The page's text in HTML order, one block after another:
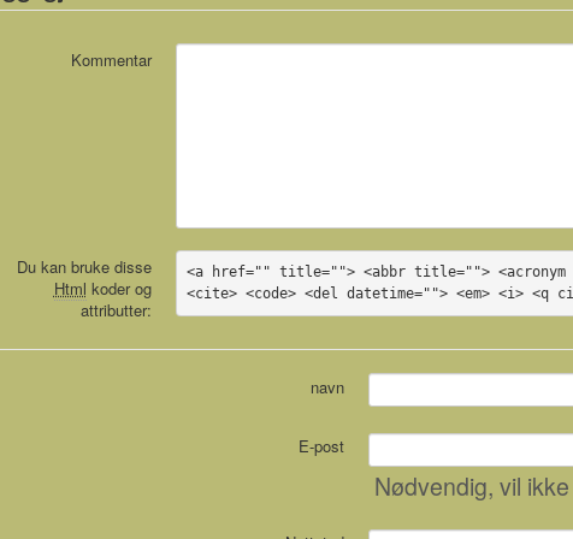
Kommentar
Du kan bruke disse
Html koder og
attributter:
<a href="" title=""> <abbr title="">
<cite> <code> <del datetime=""> <em> <i> <q
navn
E-post
Nødvendig, vil